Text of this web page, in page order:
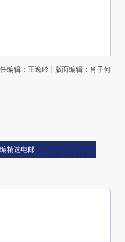
编辑：王逸吟 | 版面编辑：肖子何
精选电邮